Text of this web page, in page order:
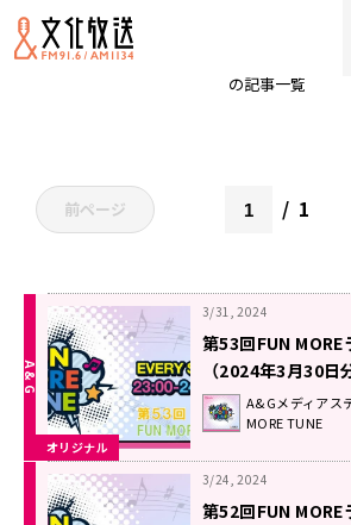
FUN MORE ラン
の記事一覧
前ページ 1
オリジナル
3/31, 2024
第53回FUN MORE
（2024年3月30日
A&Gメディア
MORE TUNE
3/24, 2024
第52回FUN MORE